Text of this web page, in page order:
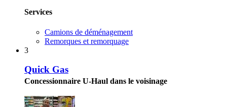
Services
Camions de déménagement
Remorques et remorquage
3
Quick Gas
Concessionnaire U-Haul dans le voisinage